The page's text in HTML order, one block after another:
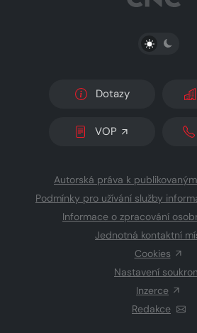
Dotazy
VOP
Autorská práva k
Podmínky pro užívání služby
Informace o zpracování
Jednotná kontaktní
Cookies
Nastavení
Inzerce
Redakce